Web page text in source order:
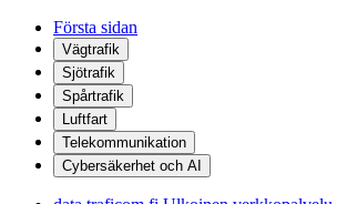
Första sidan
Vägtrafik
Sjötrafik
Spårtrafik
Luftfart
Telekommunikation
Cybersäkerhet och AI